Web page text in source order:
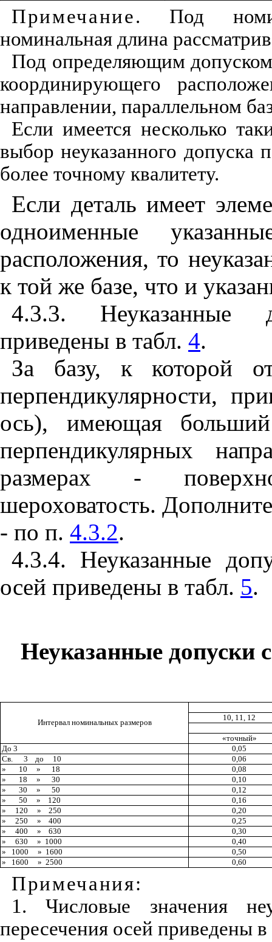
Примечание. Под
номинальная длина рассматри
Под определяющим
координирующего расположе
направлении, параллельном
Еслиимеется несколько так
выбор неуказанного допуска
более точному квалитету.
Если деталь имеет
одноименные указанн
расположения, то
к той же базе, что и
4.3.3. Неуказанные
приведены в табл. 4.
За базу, к которой
перпендикулярности,
ось), имеющая
перпендикулярных
размерах
-
шероховатость.
- по п. 4.3.2.
4.3.4. Неуказанные
осей приведены в табл. 5.
Неуказанные допуски
Интервал номинальных размеров
10, 11, 12
«точный»
До 3
0,05
Св.
3 до 10 0 06
»
10 » 18
0,08
»
18 » 30
0,10
»
30 » 50 0 12
»
50 » 120
0,16
»
120 » 250
0,20
»
250 » 400
0,25
»
400 » 630
0,30
»
630 » 1000
0,40
»
1000 » 1600
0,50
»
1600 » 2500 0 ,60
Примечания:
1. Числовые значения
пересечения осей приведены в